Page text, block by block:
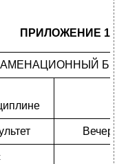
ПРИЛОЖЕНИЕ 1